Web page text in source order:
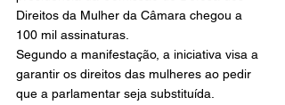
Direitos da Mulher da Câmara chegou a
100 mil assinaturas.
Segundo a manifestação, a iniciativa visa a
garantir os direitos das mulheres ao pedir
que a parlamentar seja substituída.